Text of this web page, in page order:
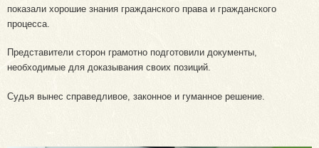
показали хорошие знания гражданского права и гражданского
процесса.
Представители сторон грамотно подготовили документы,
необходимые для доказывания своих позиций.
Судья вынес справедливое, законное и гуманное решение.